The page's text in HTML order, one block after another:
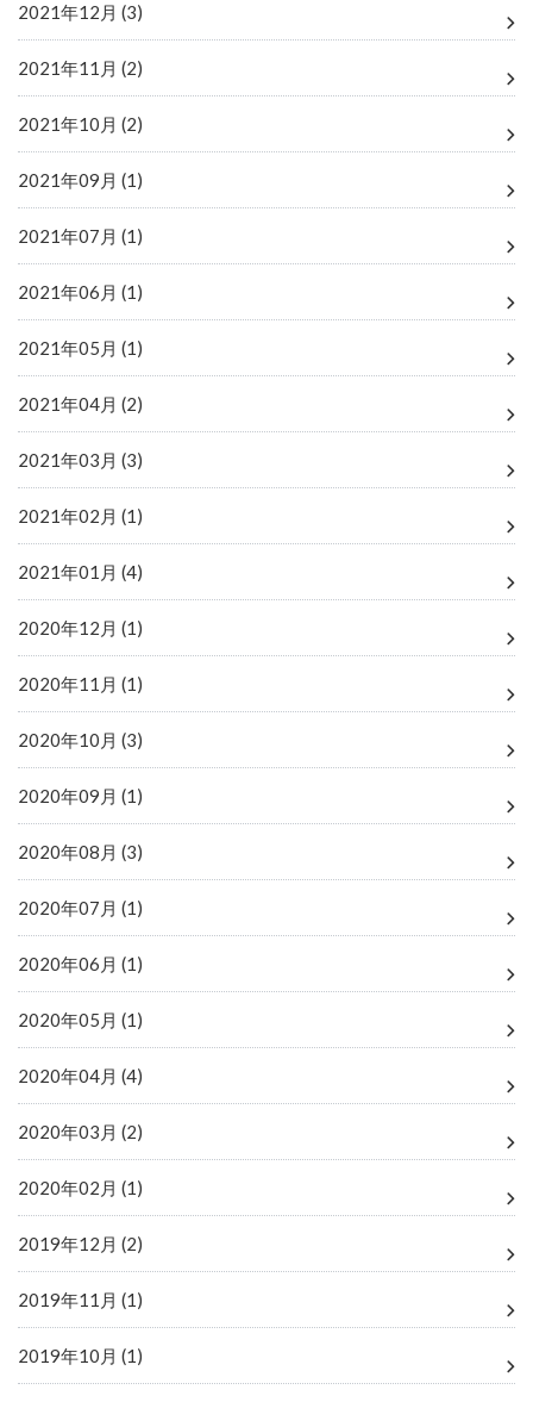
2021年12月 (3)
2021年11月 (2)
2021年10月 (2)
2021年09月 (1)
2021年07月 (1)
2021年06月 (1)
2021年05月 (1)
2021年04月 (2)
2021年03月 (3)
2021年02月 (1)
2021年01月 (4)
2020年12月 (1)
2020年11月 (1)
2020年10月 (3)
2020年09月 (1)
2020年08月 (3)
2020年07月 (1)
2020年06月 (1)
2020年05月 (1)
2020年04月 (4)
2020年03月 (2)
2020年02月 (1)
2019年12月 (2)
2019年11月 (1)
2019年10月 (1)